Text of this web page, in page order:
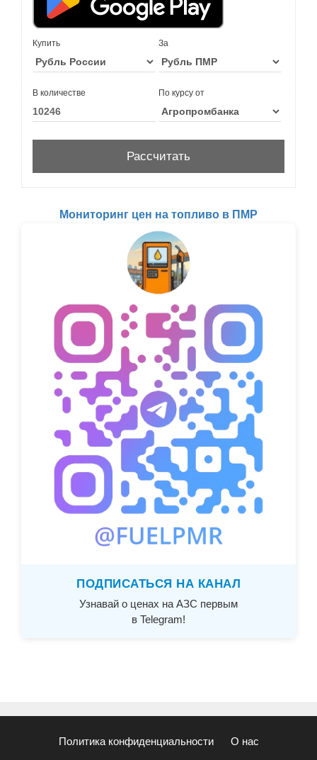
Купить За
В количестве По курсу от
Мониторинг цен на топливо в ПМР
ПОДПИСАТЬСЯ НА КАНАЛ
Узнавай о ценах на АЗС первым
в Telegram!
Политика конфиденциальности О нас